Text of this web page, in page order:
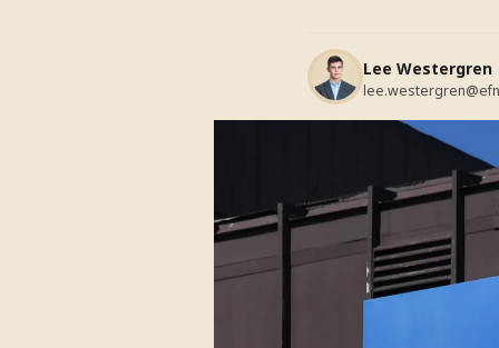
Lee Westergren